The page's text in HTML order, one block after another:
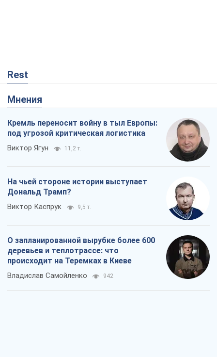
Rest
Мнения
Кремль переносит войну в тыл Европы:
под угрозой критическая логистика
Виктор Ягун 11,2 т.
На чьей стороне истории выступает
Дональд Трамп?
Виктор Каспрук 9,5 т.
О запланированной вырубке более 600
деревьев и теплотрассе: что
происходит на Теремках в Киеве
Владислав Самойленко 942